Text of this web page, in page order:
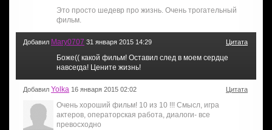
Это просто шедевр про жизнь. Очень трогательный
фильм.
Добавил Mary0707 31 января 2015 14:29 Цитата
Боже(( какой фильм! Оставил след в моем сердце
навсегда! Цените жизнь!
Добавил Yolka 16 января 2015 02:02 Цитата
Очень хороший фильм! 10 из 10 !!! Смысл, игра
актеров, операторская работа, диалоги- все
превосходно